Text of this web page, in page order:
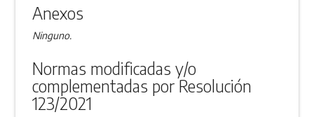
Anexos
Ninguno.
Normas modificadas y/o
complementadas por Resolución
123/2021